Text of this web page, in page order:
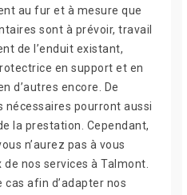
au fur et à mesure que
sont à prévoir, travail
de l’enduit existant,
en support et en
d’autres encore. De
pourront aussi
la prestation. Cependant,
n’aurez pas à vous
nos services à Talmont.
cas afin d’adapter nos